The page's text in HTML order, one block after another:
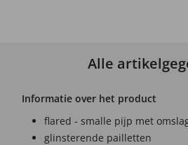
Alle
Informatie over het product
flared - smalle pijp met
glinsterende pailletten